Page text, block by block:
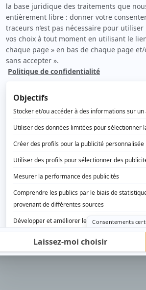
Scénario: La mémoire
Duplessis(Policier)
Scénario: Le refuge(Le
Richard Therrien carbure à son petit écran. Celui
Hebdo de 1996 à 2001. Sa spécialité: la télé